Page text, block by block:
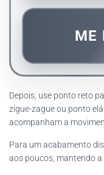
ME
Depois, use ponto reto
zigue-zague ou ponto
acompanham a
Para um acabamento
aos poucos, mantendo